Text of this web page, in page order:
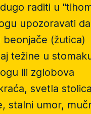
raditi u
upozoravati
beonjače (žutica)
težine u
ili zglobova
svetla stolica
stalni umor,